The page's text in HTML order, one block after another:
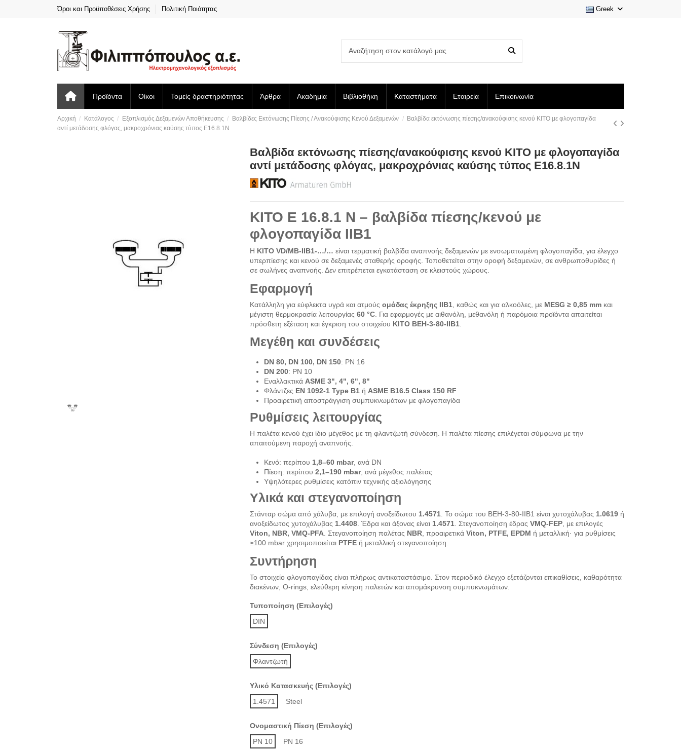
Όροι και Προϋποθέσεις Χρήσης Πολιτική Ποιότητας Greek
Προϊόντα Οίκοι Τομείς δραστηριότητας Άρθρα Ακαδημία Βιβλιοθήκη Καταστήματα Εταιρεία Επικοινωνία
Αρχική Κατάλογος Εξοπλισμός Δεξαμενών Αποθήκευσης Βαλβίδες Εκτόνωσης Πίεσης / Ανακούφισης Κενού Δεξαμενών
Βαλβίδα εκτόνωσης πίεσης/ανακούφισης κενού KITO με φλογοπαγίδα
αντί μετάδοσης φλόγας, μακροχρόνιας καύσης τύπος E16.8.1N
Βαλβίδα εκτόνωσης πίεσης/ανακούφισης κενού KITO με φλογοπαγίδα
αντί μετάδοσης φλόγας, μακροχρόνιας καύσης τύπος E16.8.1N
KITO E 16.8.1 N – βαλβίδα πίεσης/κενού με
φλογοπαγίδα IIB1
Η KITO VD/MB-IIB1-…/… είναι τερματική βαλβίδα αναπνοής δεξαμενών με ενσωματωμένη φλογοπαγίδα, για έλεγχο
υπερπίεσης και κενού σε δεξαμενές σταθερής οροφής. Τοποθετείται στην οροφή δεξαμενών, σε ανθρωποθυρίδες ή
σε σωλήνες αναπνοής. Δεν επιτρέπεται εγκατάσταση σε κλειστούς χώρους.
Εφαρμογή
Κατάλληλη για εύφλεκτα υγρά και ατμούς ομάδας έκρηξης IIB1, καθώς και για αλκοόλες, με MESG ≥ 0,85 mmκαι
μέγιστη θερμοκρασία λειτουργίας 60 °C. Για εφαρμογές με αιθανόλη, μεθανόλη ή παρόμοια προϊόντα απαιτείται
πρόσθετη εξέταση και έγκριση του στοιχείου KITO BEH-3-80-IIB1.
Μεγέθη και συνδέσεις
DN 80, DN 100, DN 150: PN 16
DN 200: PN 10
Εναλλακτικά ASME 3", 4", 6", 8"
Φλάντζες EN 1092-1 Type B1ή ASME B16.5 Class 150 RF
Προαιρετική αποστράγγιση συμπυκνωμάτων με φλογοπαγίδα
Ρυθμίσεις λειτουργίας
Η παλέτα κενού έχει ίδιο μέγεθος με τη φλαντζωτή σύνδεση. Η παλέτα πίεσης επιλέγεται σύμφωνα με την
απαιτούμενη παροχή αναπνοής.
Κενό: περίπου 1,8–60 mbar, ανά DN
Πίεση: περίπου 2,1–190 mbar, ανά μέγεθος παλέτας
Υψηλότερες ρυθμίσεις κατόπιν τεχνικής αξιολόγησης
Υλικά και στεγανοποίηση
Στάνταρ σώμα από χάλυβα, με επιλογή ανοξείδωτου 1.4571. Το σώμα του BEH-3-80-IIB1 είναι χυτοχάλυβας 1.0619ή
ανοξείδωτος χυτοχάλυβας 1.4408. Έδρα και άξονας είναι 1.4571. Στεγανοποίηση έδρας VMQ-FEP, με επιλογές
Viton, NBR, VMQ-PFA. Στεγανοποίηση παλέτας NBR, προαιρετικά Viton, PTFE, EPDM ή μεταλλική· για ρυθμίσεις
≥100 mbar χρησιμοποιείται PTFEή μεταλλική στεγανοποίηση.
Συντήρηση
Το στοιχείο φλογοπαγίδας είναι πλήρως αντικαταστάσιμο. Στον περιοδικό έλεγχο εξετάζονται επικαθίσεις, καθαρότητα
διακένων, O-rings, ελεύθερη κίνηση παλετών και απομάκρυνση συμπυκνωμάτων.
Τυποποίηση (Επιλογές)
DIN
Σύνδεση (Επιλογές)
Φλαντζωτή
Υλικό Κατασκευής (Επιλογές)
1.4571
Steel
Ονομαστική Πίεση (Επιλογές)
PN 10
PN 16